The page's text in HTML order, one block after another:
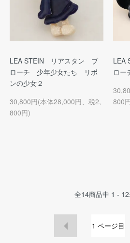
LEA STEIN リアスタン ブ
ローチ 少年少女たち リボ
ンの少女２
30,800円(本体28,000円、税2,
800円)
LEA
ロ
800
全14商品中 1 - 12
1 ページ目